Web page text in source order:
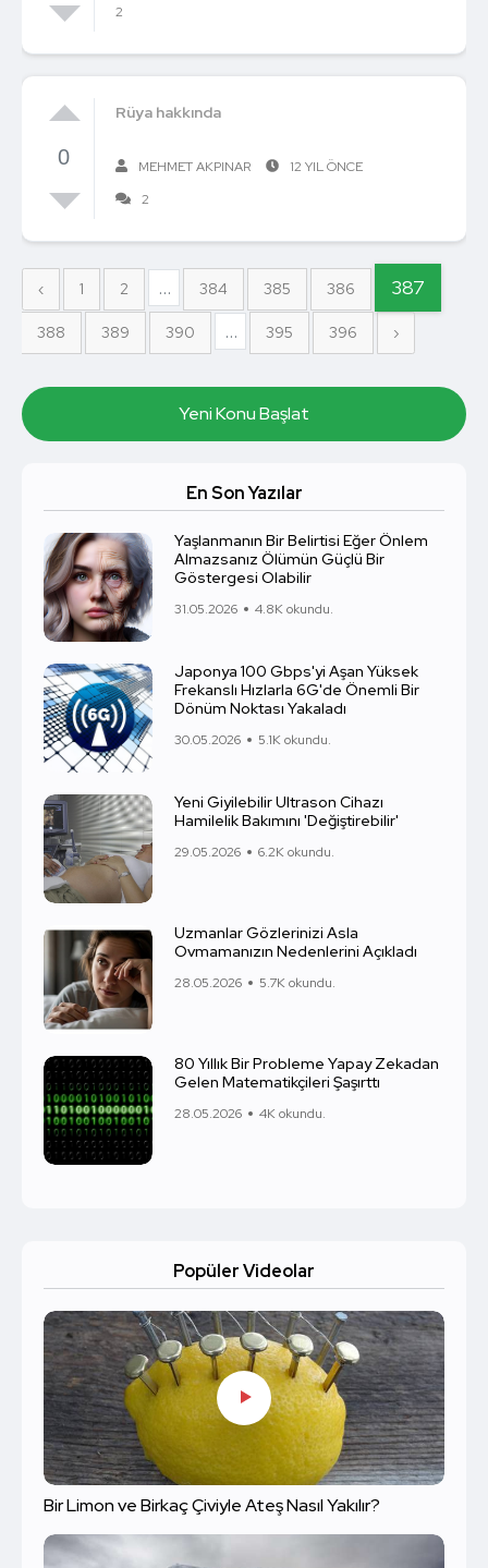
2
0
Rüya hakkında
MEHMET AKPINAR
12 YIL ÖNCE
2
‹ 1 2 ... 384 385 386 387
388 389 390 ... 395 396 ›
Yeni Konu Başlat
En Son Yazılar
Yaşlanmanın Bir Belirtisi Eğer Önlem
Almazsanız Ölümün Güçlü Bir
Göstergesi Olabilir
31.05.2026 4.8K okundu.
Japonya 100 Gbps'yi Aşan Yüksek
Frekanslı Hızlarla 6G'de Önemli Bir
Dönüm Noktası Yakaladı
30.05.2026 5.1K okundu.
Yeni Giyilebilir Ultrason Cihazı
Hamilelik Bakımını 'Değiştirebilir'
29.05.2026 6.2K okundu.
Uzmanlar Gözlerinizi Asla
Ovmamanızın Nedenlerini Açıkladı
28.05.2026 5.7K okundu.
80 Yıllık Bir Probleme Yapay Zekadan
Gelen Matematikçileri Şaşırttı
28.05.2026 4K okundu.
Popüler Videolar
Bir Limon ve Birkaç Çiviyle Ateş Nasıl Yakılır?